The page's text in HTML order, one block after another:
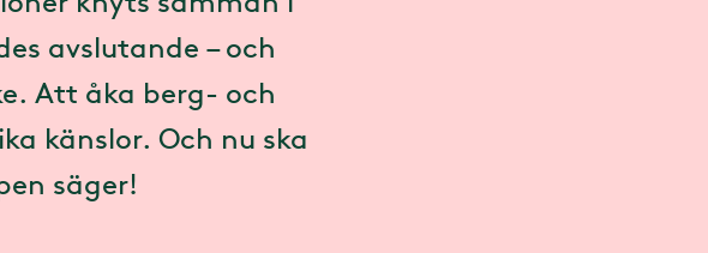
avslutande – och
Att åka berg- och
känslor. Och nu ska
säger!